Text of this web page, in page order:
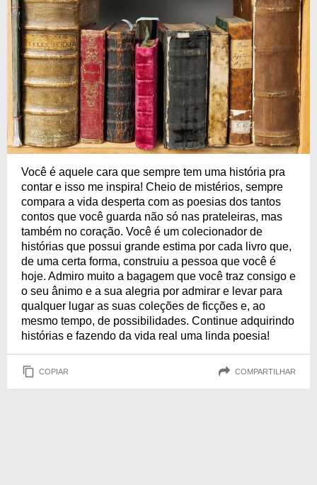
Você é aquele cara que sempre tem uma história pra
contar e isso me inspira! Cheio de mistérios, sempre
compara a vida desperta com as poesias dos tantos
contos que você guarda não só nas prateleiras, mas
também no coração. Você é um colecionador de
histórias que possui grande estima por cada livro que,
de uma certa forma, construiu a pessoa que você é
hoje. Admiro muito a bagagem que você traz consigo e
o seu ânimo e a sua alegria por admirar e levar para
qualquer lugar as suas coleções de ficções e, ao
mesmo tempo, de possibilidades. Continue adquirindo
histórias e fazendo da vida real uma linda poesia!
COPIAR COMPARTILHAR